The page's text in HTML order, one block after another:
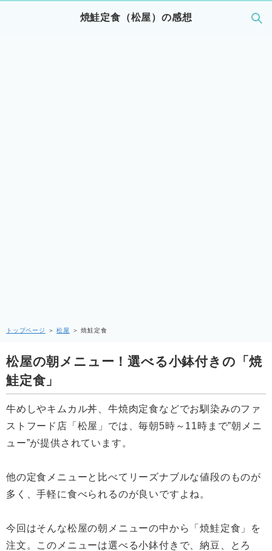
焼鮭定食（松屋）の感想
トップページ ＞松屋 ＞焼鮭定食
松屋の朝メニュー！選べる小鉢付きの「焼
鮭定食」
牛めしやキムカル丼、牛焼肉定食などでお馴染みのファ
ストフード店「松屋」では、毎朝5時～11時まで”朝メニ
ュー”が提供されています。
他の定食メニューと比べてリーズナブルな値段のものが
多く、手軽に食べられるのが良いですよね。
今回はそんな松屋の朝メニューの中から「焼鮭定食」を
注文。このメニューは選べる小鉢付きで、納豆、とろ